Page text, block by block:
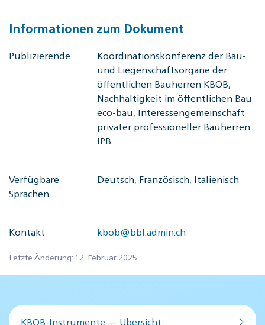
Informationen zum Dokument
Publizierende
Koordinationskonferenz der Bau-
und Liegenschaftsorgane der
öffentlichen Bauherren KBOB,
Nachhaltigkeit im öffentlichen Bau
eco-bau, Interessengemeinschaft
privater professioneller Bauherren
IPB
Verfügbare
Sprachen
Deutsch, Französisch, Italienisch
Kontakt kbob@bbl.admin.ch
Letzte Änderung: 12. Februar 2025
KBOB-Instrumente — Übersicht